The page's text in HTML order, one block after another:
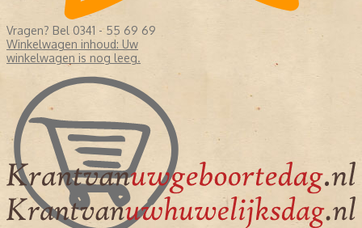
Vragen? Bel 0341 - 55 69 69
Winkelwagen inhoud: Uw
winkelwagen is nog leeg.